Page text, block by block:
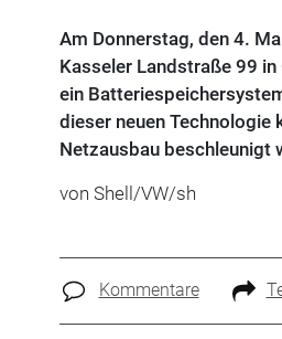
Am Donnerstag, den 4.
Kasseler Landstraße 99
ein
dieser neuen
Netzausbau beschleunigt
von Shell/VW/sh
Kommentare